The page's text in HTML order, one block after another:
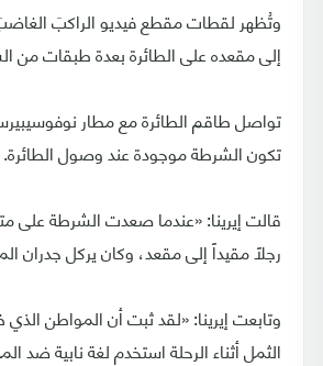
وتُظهر لقطات مقطع فيديو الراكبَ
إلى مقعده على الطائرة بعدة طبقات من
تواصل طاقم الطائرة مع مطار
تكون الشرطة موجودة عند وصول الطائرة.
قالت إيرينا: «عندما صعدت الشرطة على
رجلاً مقيداً إلى مقعد، وكان يركل جدران
وتابعت إيرينا: «لقد ثبت أن المواطن
الثمل أثناء الرحلة استخدم لغة نابية ضد